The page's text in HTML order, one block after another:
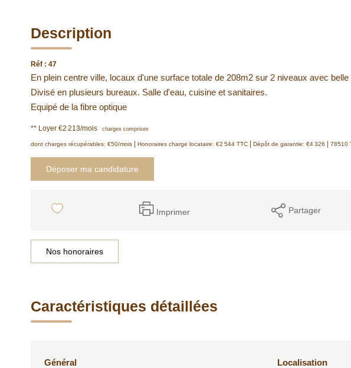
Description
Réf : 47
En plein centre ville, locaux d'une surface totale de 208m2 sur 2 niveaux avec
Divisé en plusieurs bureaux. Salle d'eau, cuisine et sanitaires.
Equipé de la fibre optique
** Loyer €2 213/mois charges comprises
dont charges récupérables: €50/mois Honoraires charge locataire: €2 544 TTC Dépôt de garantie: €4 326 78510
Déposer ma candidature
Imprimer Partager
Nos honoraires
Caractéristiques détaillées
Général Localisation